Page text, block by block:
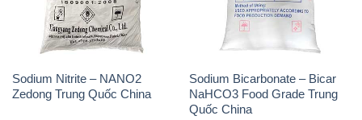
Sodium Nitrite – NANO2
Zedong Trung Quốc China
Sodium Bicarbonate – Bicar
NaHCO3 Food Grade Trung
Quốc China